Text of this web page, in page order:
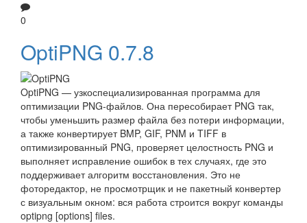
0
OptiPNG 0.7.8
OptiPNG — узкоспециализированная программа для
оптимизации PNG-файлов. Она пересобирает PNG так,
чтобы уменьшить размер файла без потери информации,
а также конвертирует BMP, GIF, PNM и TIFF в
оптимизированный PNG, проверяет целостность PNG и
выполняет исправление ошибок в тех случаях, где это
поддерживает алгоритм восстановления. Это не
фоторедактор, не просмотрщик и не пакетный конвертер
с визуальным окном: вся работа строится вокруг команды
optipng [options] files.